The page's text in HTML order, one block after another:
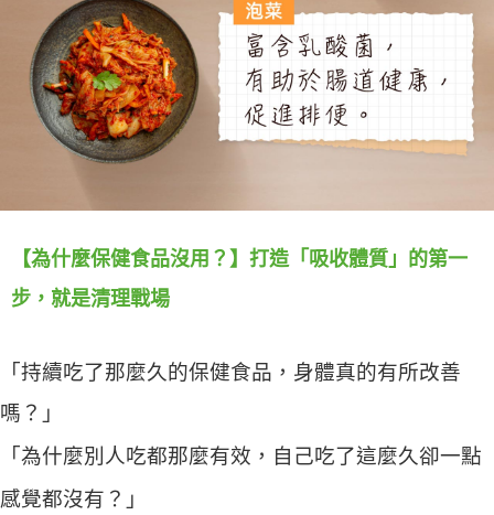
【為什麼保健食品沒用？】打造「吸收體質」的第一
步，就是清理戰場
「持續吃了那麼久的保健食品，身體真的有所改善
嗎？」
「為什麼別人吃都那麼有效，自己吃了這麼久卻一點
感覺都沒有？」